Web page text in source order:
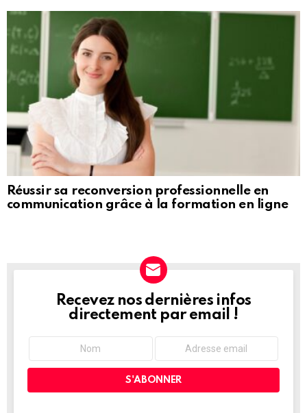
Réussir sa reconversion professionnelle en
communication grâce à la formation en ligne
NEWSLETTER
Recevez nos dernières infos
directement par email !